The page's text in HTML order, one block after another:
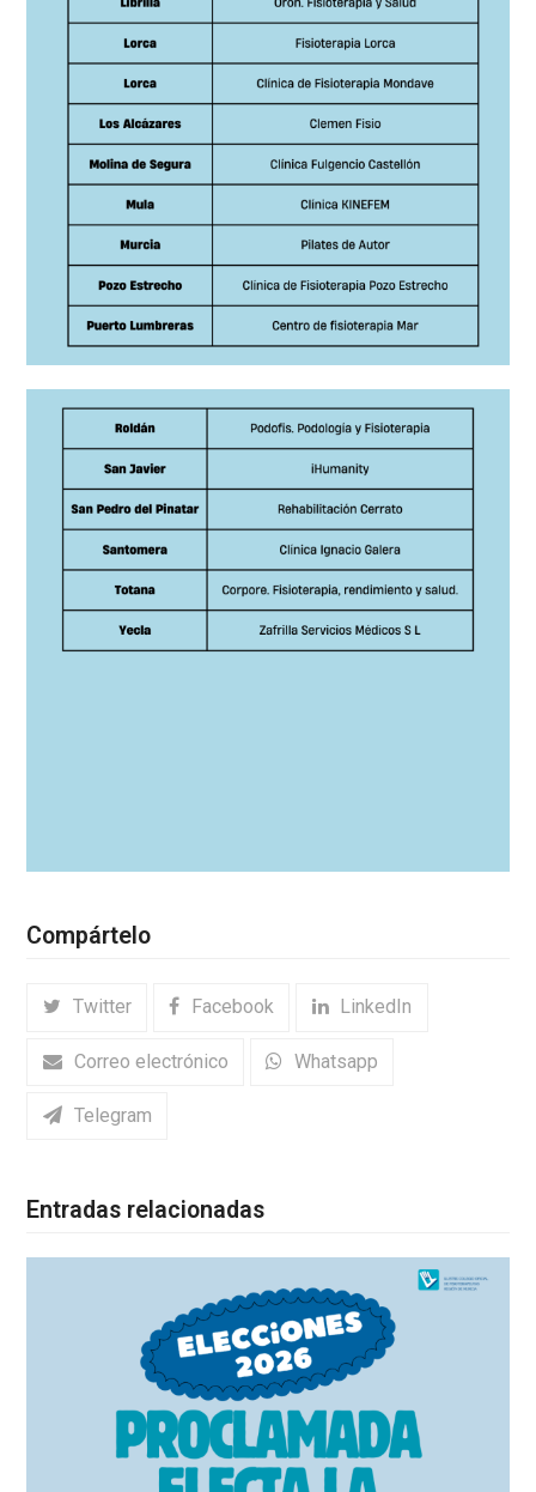
Compártelo
Twitter Facebook LinkedIn
Correo electrónico Whatsapp
Telegram
Entradas relacionadas